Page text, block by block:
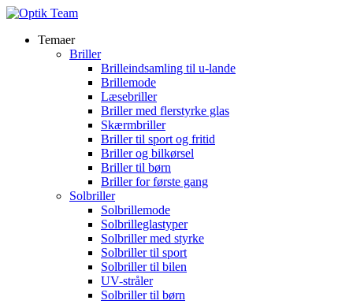
Temaer
Briller
Brilleindsamling til u-lande
Brillemode
Læsebriller
Briller med flerstyrke glas
Skærmbriller
Briller til sport og fritid
Briller og bilkørsel
Briller til børn
Briller for første gang
Solbriller
Solbrillemode
Solbrilleglastyper
Solbriller med styrke
Solbriller til sport
Solbriller til bilen
UV-stråler
Solbriller til børn